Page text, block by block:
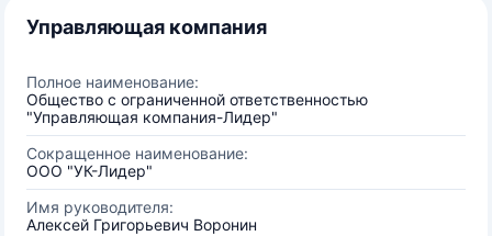
Управляющая компания
Полное наименование:
Общество с ограниченной ответственностью
"Управляющая компания-Лидер"
Сокращенное наименование:
ООО "УК-Лидер"
Имя руководителя:
Алексей Григорьевич Воронин